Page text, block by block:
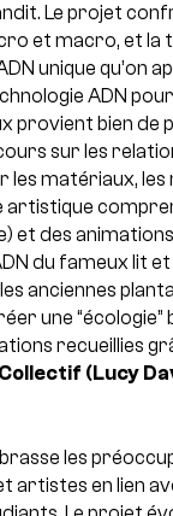
Le projet
et macro, et la
unique
ADN
provient bien de
sur les
les matériaux,
artistique
et des
du fameux lit
anciennes
une
recueillies
Collectif (Lucy
les
artistes en lien